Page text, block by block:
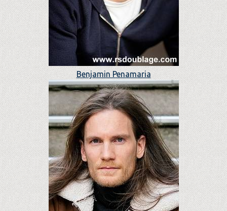
Benjamin Penamaria